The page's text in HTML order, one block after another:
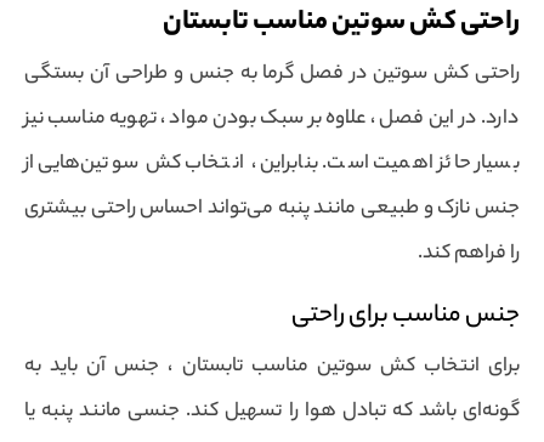
راحتی کش سوتین مناسب تابستان
راحتی کش سوتین در فصل گرما به جنس و طراحی آن بستگی
دارد. در این فصل ، علاوه بر سبک بودن مواد ، تهویه مناسب نیز
بسیار حائز اهمیت است. بنابراین ، انتخاب کش سوتین‌هایی از
جنس نازک و طبیعی مانند پنبه می‌تواند احساس راحتی بیشتری
را فراهم کند.
جنس مناسب برای راحتی
برای انتخاب کش سوتین مناسب تابستان ، جنس آن باید به
گونه‌ای باشد که تبادل هوا را تسهیل کند. جنسی مانند پنبه یا